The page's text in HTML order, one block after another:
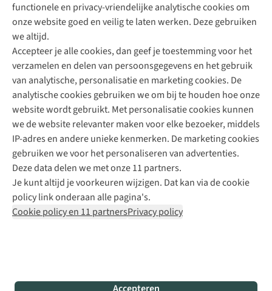
functionele en privacy-vriendelijke analytische cookies om
onze website goed en veilig te laten werken. Deze gebruiken
we altijd.
Accepteer je alle cookies, dan geef je toestemming voor het
verzamelen en delen van persoonsgegevens en het gebruik
van analytische, personalisatie en marketing cookies. De
analytische cookies gebruiken we om bij te houden hoe onze
website wordt gebruikt. Met personalisatie cookies kunnen
we de website relevanter maken voor elke bezoeker, middels
IP-adres en andere unieke kenmerken. De marketing cookies
gebruiken we voor het personaliseren van advertenties.
Deze data delen we met onze 11 partners.
Je kunt altijd je voorkeuren wijzigen. Dat kan via de cookie
policy link onderaan alle pagina's.
Cookie policy en 11 partnersPrivacy policy
Direct advies van een Buitenexpert
+31 (0)85 888 50 88
+31 6 12 28 49 80
Contactformulier